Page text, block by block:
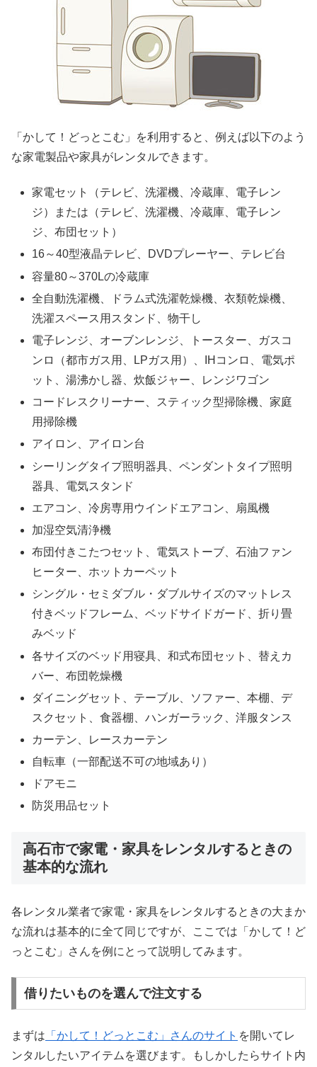
「かして！どっとこむ」を利用すると、例えば以下のよう
な家電製品や家具がレンタルできます。
家電セット（テレビ、洗濯機、冷蔵庫、電子レン
ジ）または（テレビ、洗濯機、冷蔵庫、電子レン
ジ、布団セット）
16～40型液晶テレビ、DVDプレーヤー、テレビ台
容量80～370Lの冷蔵庫
全自動洗濯機、ドラム式洗濯乾燥機、衣類乾燥機、
洗濯スペース用スタンド、物干し
電子レンジ、オーブンレンジ、トースター、ガスコ
ンロ（都市ガス用、LPガス用）、IHコンロ、電気ポ
ット、湯沸かし器、炊飯ジャー、レンジワゴン
コードレスクリーナー、スティック型掃除機、家庭
用掃除機
アイロン、アイロン台
シーリングタイプ照明器具、ペンダントタイプ照明
器具、電気スタンド
エアコン、冷房専用ウインドエアコン、扇風機
加湿空気清浄機
布団付きこたつセット、電気ストーブ、石油ファン
ヒーター、ホットカーペット
シングル・セミダブル・ダブルサイズのマットレス
付きベッドフレーム、ベッドサイドガード、折り畳
みベッド
各サイズのベッド用寝具、和式布団セット、替えカ
バー、布団乾燥機
ダイニングセット、テーブル、ソファー、本棚、デ
スクセット、食器棚、ハンガーラック、洋服タンス
カーテン、レースカーテン
自転車（一部配送不可の地域あり）
ドアモニ
防災用品セット
高石市で家電・家具をレンタルするときの
基本的な流れ
各レンタル業者で家電・家具をレンタルするときの大まか
な流れは基本的に全て同じですが、ここでは「かして！ど
っとこむ」さんを例にとって説明してみます。
借りたいものを選んで注文する
まずは 「かして！どっとこむ」さんのサイト を開いてレ
ンタルしたいアイテムを選びます。もしかしたらサイト内